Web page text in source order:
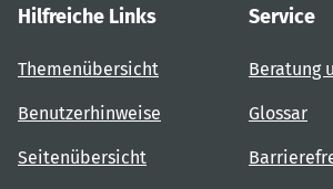
Hilfreiche Links
Themenübersicht
Benutzerhinweise
Seitenübersicht
Service
Beratung
Glossar